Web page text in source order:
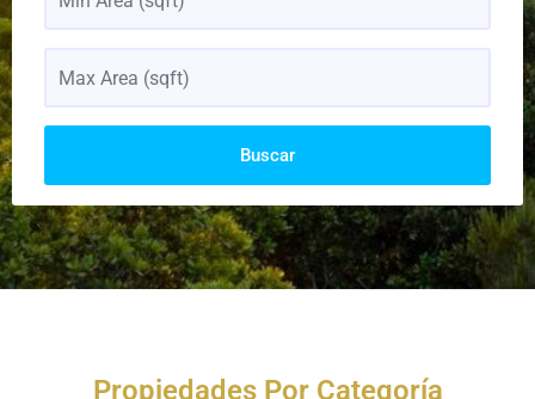
Buscar
Propiedades Por Categoría